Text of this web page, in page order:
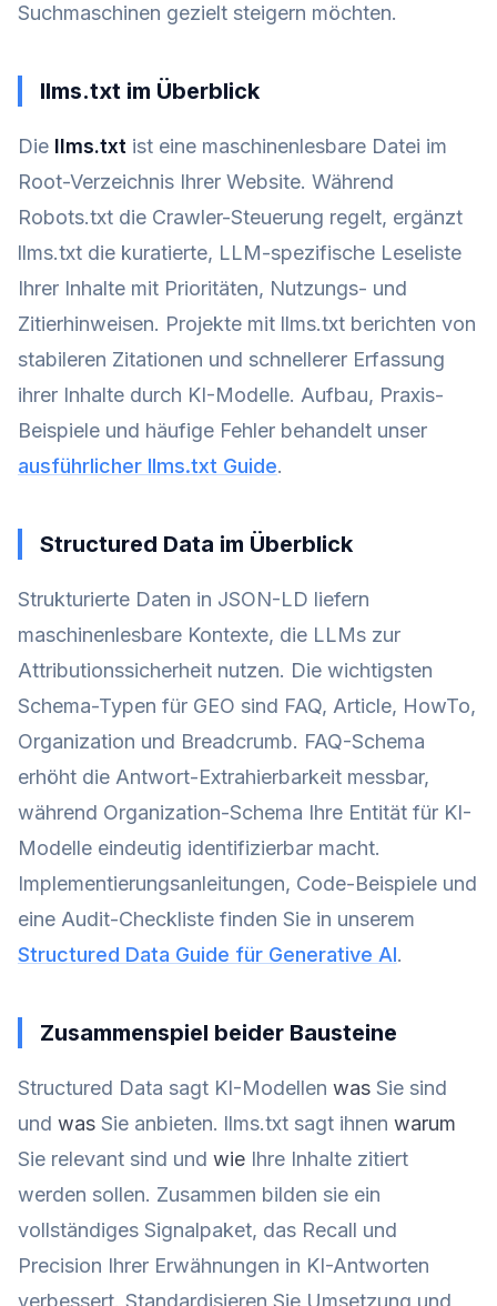
Suchmaschinen gezielt steigern möchten.
llms.txt im Überblick
Die llms.txt ist eine maschinenlesbare Datei im
Root-Verzeichnis Ihrer Website. Während
Robots.txt die Crawler-Steuerung regelt, ergänzt
llms.txt die kuratierte, LLM-spezifische Leseliste
Ihrer Inhalte mit Prioritäten, Nutzungs- und
Zitierhinweisen. Projekte mit llms.txt berichten von
stabileren Zitationen und schnellerer Erfassung
ihrer Inhalte durch KI-Modelle. Aufbau, Praxis-
Beispiele und häufige Fehler behandelt unser
ausführlicher llms.txt Guide.
Structured Data im Überblick
Strukturierte Daten in JSON-LD liefern
maschinenlesbare Kontexte, die LLMs zur
Attributionssicherheit nutzen. Die wichtigsten
Schema-Typen für GEO sind FAQ, Article, HowTo,
Organization und Breadcrumb. FAQ-Schema
erhöht die Antwort-Extrahierbarkeit messbar,
während Organization-Schema Ihre Entität für KI-
Modelle eindeutig identifizierbar macht.
Implementierungsanleitungen, Code-Beispiele und
eine Audit-Checkliste finden Sie in unserem
Structured Data Guide für Generative AI.
Zusammenspiel beider Bausteine
Structured Data sagt KI-Modellen was Sie sind
und was Sie anbieten. llms.txt sagt ihnen warum
Sie relevant sind und wie Ihre Inhalte zitiert
werden sollen. Zusammen bilden sie ein
vollständiges Signalpaket, das Recall und
Precision Ihrer Erwähnungen in KI-Antworten